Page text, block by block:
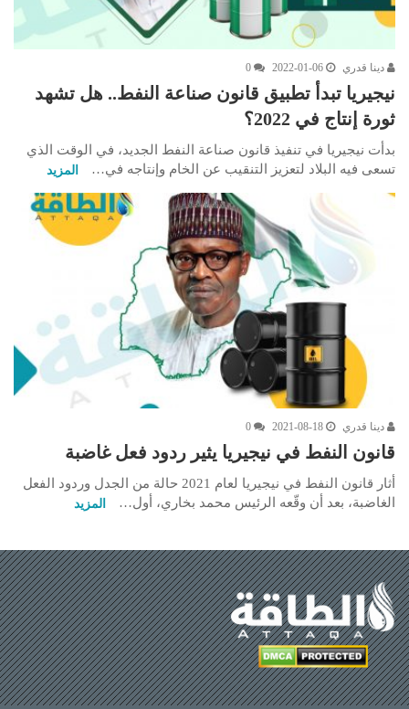
دينا قدري 2022-01-06
0
نيجيريا تبدأ تطبيق قانون صناعة النفط.. هل تشهد
ثورة إنتاج في 2022؟
بدأت نيجيريا في تنفيذ قانون صناعة النفط الجديد، في الوقت الذي
تسعى فيه البلاد لتعزيز التنقيب عن الخام وإنتاجه في…
المزيد
دينا قدري 2021-08-18
0
قانون النفط في نيجيريا يثير ردود فعل غاضبة
أثار قانون النفط في نيجيريا لعام 2021 حالة من الجدل وردود الفعل
الغاضبة، بعد أن وقّعه الرئيس محمد بخاري، أول…
المزيد